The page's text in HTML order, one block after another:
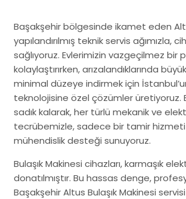
Başakşehir bölgesinde ikamet eden
yapılandırılmış teknik servis ağımızla,
sağlıyoruz. Evlerimizin vazgeçilmez bir
kolaylaştırırken, arızalandıklarında
minimal düzeye indirmek için
teknolojisine özel çözümler üretiyoruz.
sadık kalarak, her türlü mekanik ve
tecrübemizle, sadece bir tamir hizmeti
mühendislik desteği sunuyoruz.
Bulaşık Makinesi cihazları, karmaşık
donatılmıştır. Bu hassas denge,
Başakşehir Altus Bulaşık Makinesi